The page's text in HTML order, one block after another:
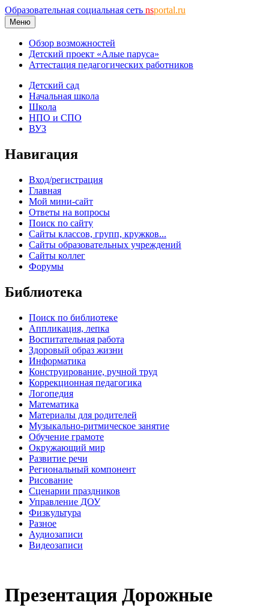
Образовательная социальная сеть nsportal.ru
Меню
Обзор возможностей
Детский проект «Алые паруса»
Аттестация педагогических работников
Детский сад
Начальная школа
Школа
НПО и СПО
ВУЗ
Навигация
Вход/регистрация
Главная
Мой мини-сайт
Ответы на вопросы
Поиск по сайту
Сайты классов, групп, кружков...
Сайты образовательных учреждений
Сайты коллег
Форумы
Библиотека
Поиск по библиотеке
Аппликация, лепка
Воспитательная работа
Здоровый образ жизни
Информатика
Конструирование, ручной труд
Коррекционная педагогика
Логопедия
Математика
Материалы для родителей
Музыкально-ритмическое занятие
Обучение грамоте
Окружающий мир
Развитие речи
Региональный компонент
Рисование
Сценарии праздников
Управление ДОУ
Физкультура
Разное
Аудиозаписи
Видеозаписи
Презентация Дорожные